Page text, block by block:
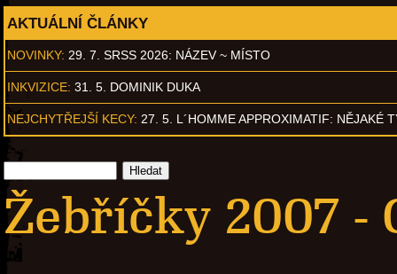
AKTUÁLNÍ ČLÁNKY
NOVINKY: 29. 7. SRSS 2026: NÁZEV ~ MÍSTO
INKVIZICE: 31. 5. DOMINIK DUKA
NEJCHYTŘEJŠÍ KECY: 27. 5. L´HOMME APPROXIMATIF: NĚJAKÉ
Žebříčky 2007 -